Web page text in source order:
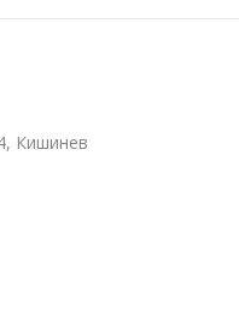
Кишинев